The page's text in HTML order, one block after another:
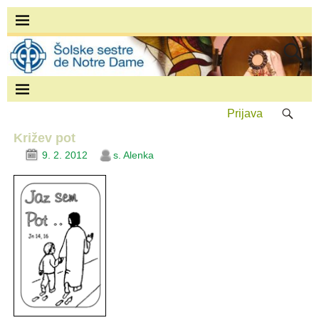
Prijava
Križev pot
9. 2. 2012 s. Alenka